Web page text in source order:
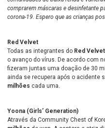
comprarem máscaras e desinfetante
corona-19. Espero que as crianças
Red Velvet
Todas as integrantes do Red Velvet
o avanço do vírus. De acordo com
fizeram juntas uma doação de 30
ainda se recupera após o acidente
milhões cada uma.
Yoona (Girls’ Generation)
Através da Community Chest of